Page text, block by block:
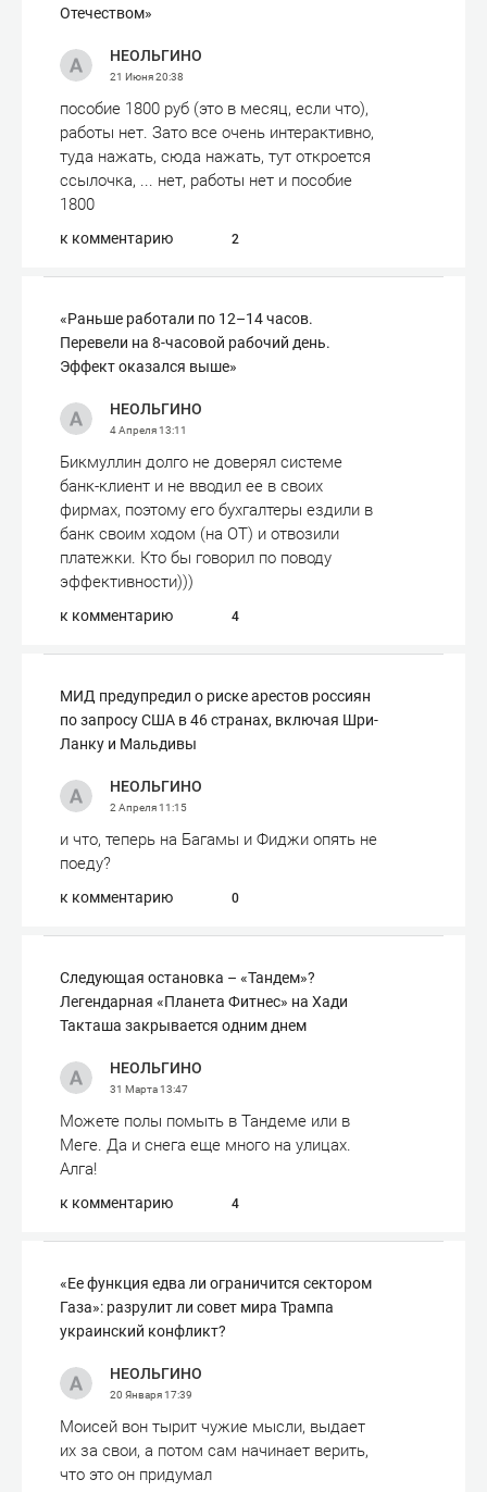
Отечеством»
НЕОЛЬГИНО
21 Июня20:38
пособие 1800 руб (это в месяц, если что),
работы нет. Зато все очень интерактивно,
туда нажать, сюда нажать, тут откроется
ссылочка, ... нет, работы нет и пособие
1800
к комментарию 2
«Раньше работали по 12–14 часов.
Перевели на 8-часовой рабочий день.
Эффект оказался выше»
НЕОЛЬГИНО
4 Апреля13:11
Бикмуллин долго не доверял системе
банк-клиент и не вводил ее в своих
фирмах, поэтому его бухгалтеры ездили в
банк своим ходом (на ОТ) и отвозили
платежки. Кто бы говорил по поводу
эффективности)))
к комментарию 4
МИД предупредил о риске арестов россиян
по запросу США в 46 странах, включая Шри-
Ланку и Мальдивы
НЕОЛЬГИНО
2 Апреля11:15
и что, теперь на Багамы и Фиджи опять не
поеду?
к комментарию 0
Следующая остановка – «Тандем»?
Легендарная «Планета Фитнес» на Хади
Такташа закрывается одним днем
НЕОЛЬГИНО
31 Марта13:47
Можете полы помыть в Тандеме или в
Меге. Да и снега еще много на улицах.
Алга!
к комментарию 4
«Ее функция едва ли ограничится сектором
Газа»: разрулит ли совет мира Трампа
украинский конфликт?
НЕОЛЬГИНО
20 Января17:39
Моисей вон тырит чужие мысли, выдает
их за свои, а потом сам начинает верить,
что это он придумал